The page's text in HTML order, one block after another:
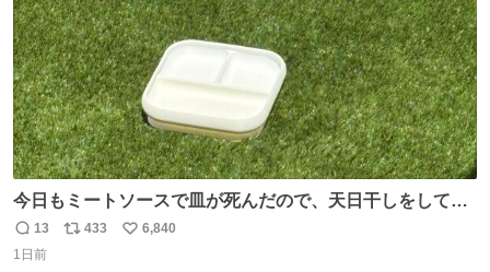
今日もミートソースで皿が死んだので、天日干しをしてい
ます🍝 ありがとう先人の知恵
返
信
13
リ
433
い
6,840
1日前